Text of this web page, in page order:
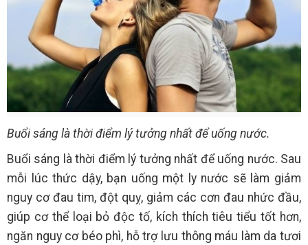
Buổi sáng là thời điểm lý tưởng nhất để uống nước.
Buổi sáng là thời điểm lý tưởng nhất để uống nước. Sau
mỗi lúc thức dậy, bạn uống một ly nước sẽ làm giảm
nguy cơ đau tim, đột quỵ, giảm các cơn đau nhức đầu,
giúp cơ thể loại bỏ độc tố, kích thích tiêu tiểu tốt hơn,
ngăn nguy cơ béo phì, hỗ trợ lưu thông máu làm da tươi